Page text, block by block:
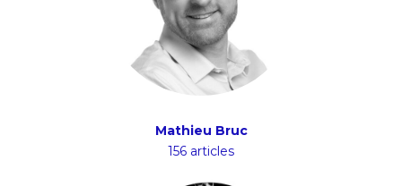
Mathieu Bruc
156 articles